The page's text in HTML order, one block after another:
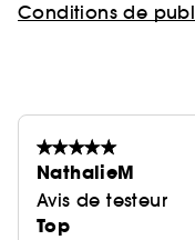
Conditions de
NathalieM
Avis de testeur
Top